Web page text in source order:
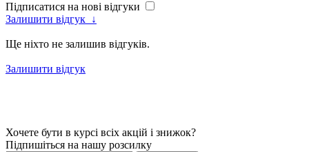
Підписатися на нові відгуки
Залишити відгук ↓
Ще ніхто не залишив відгуків.
Залишити відгук
Хочете бути в курсі всіх акцій і знижок?
Підпишіться на нашу розсилку